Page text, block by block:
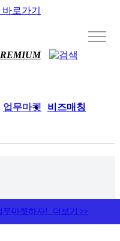
로가기
업무마켓 비즈매칭
마켓하자! 더보기 >>